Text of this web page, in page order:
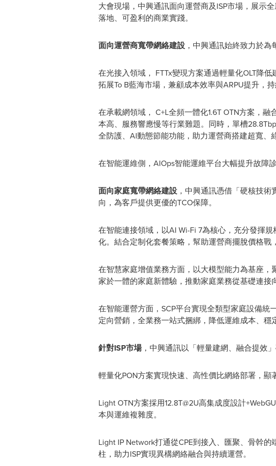
大會現場，中興通訊面向運營商及ISP市場，展示
落地、可盈利的商業實踐。
面向運營商寬帶網絡建設，中興通訊始終致力於為
在光接入領域， FTTx變現方案通過輕量化OLT降
拓展To B藍海市場，兼顧成本效率與ARPU提升，
在承載網領域， C+L全頻一體化1.6T OTN方案，
本高、服務響應慢等行業難題。同時，單槽
全防護、AI動態節能功能，助力運營商搭建超寬、
在智能運維側，AIOps智能運維平台大幅提升故障
面向家庭寬帶網絡建設，中興通訊憑借「硬核技術
向，為客戶提供更優的TCO保障。
在智能連接領域，以AI Wi-Fi 7為核心，充分發揮
化。結合定制化套餐策略，幫助運營商擺脫價格戰
在智慧家庭增值業務方面，以大模型能力為基座
家於一體的家庭新體驗，推動家庭業務從基礎連接
在智能運營方面，SCP平台實現全類型家庭設備
定向營銷，全業務一站式捆綁，降低運維成本、穩
針對ISP市場，中興通訊以「輕量建網、融合提效」
輕量化PON方案實現快速、高性價比網絡部署，顯
Light OTN方案採用12.8T@2U高集成度設計
本與運維複雜度。
Light IP Network打通從CPE到接入、匯聚、骨幹
柱，助力ISP實現異構網絡融合與持續運營。